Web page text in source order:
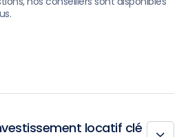
locatif clé